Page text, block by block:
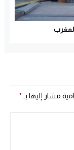
مشار إليها بـ*